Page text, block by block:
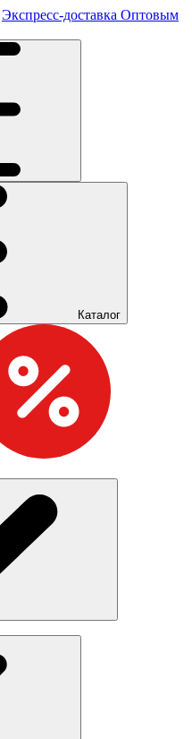
Экспресс-доставка Оптовым
Каталог